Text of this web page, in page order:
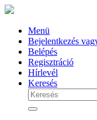
Menü
Bejelentkezés
Belépés
Regisztráció
Hírlevél
Keresés